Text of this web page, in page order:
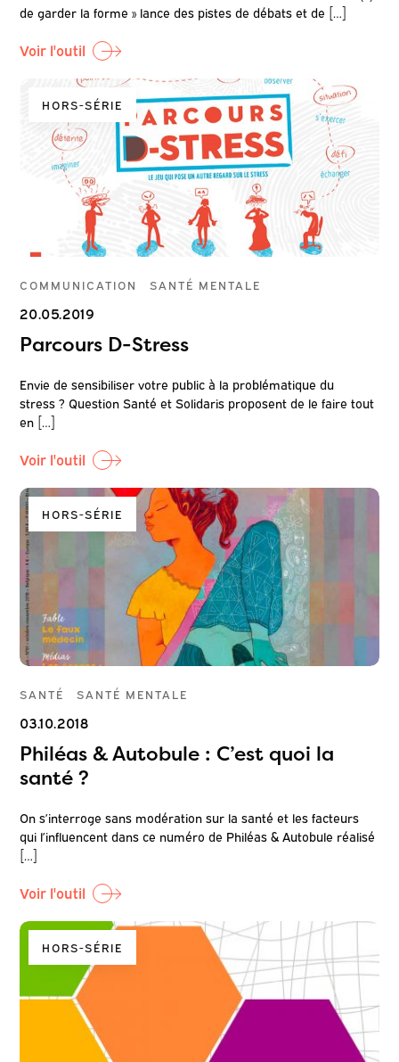
de garder la forme » lance des pistes de débats et de […]
Voir l'outil
HORS-SÉRIE
COMMUNICATION SANTÉ MENTALE
20.05.2019
Parcours D-Stress
Envie de sensibiliser votre public à la problématique du
stress ? Question Santé et Solidaris proposent de le faire tout
en […]
Voir l'outil
HORS-SÉRIE
SANTÉ SANTÉ MENTALE
03.10.2018
Philéas & Autobule : C’est quoi la
santé ?
On s’interroge sans modération sur la santé et les facteurs
qui l’influencent dans ce numéro de Philéas & Autobule réalisé
[…]
Voir l'outil
HORS-SÉRIE